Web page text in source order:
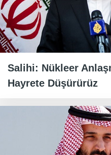
Salihi: Nükleer
Hayrete Düşürürüz